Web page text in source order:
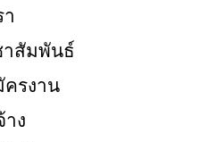
า
าสัมพันธ์
รงาน
ง